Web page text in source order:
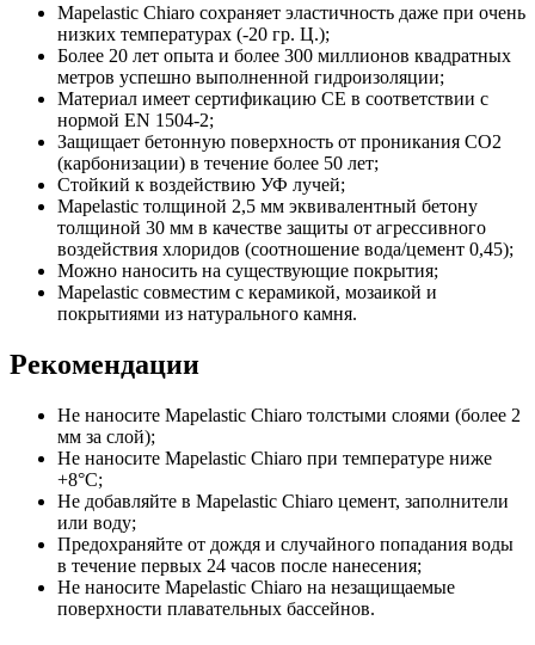
Mapelastic Chiaro сохраняет эластичность даже при очень
низких температурах (-20 гр. Ц.);
Более 20 лет опыта и более 300 миллионов квадратных
метров успешно выполненной гидроизоляции;
Материал имеет сертификацию СЕ в соответствии с
нормой EN 1504-2;
Защищает бетонную поверхность от проникания СО2
(карбонизации) в течение более 50 лет;
Стойкий к воздействию УФ лучей;
Mapelastiс толщиной 2,5 мм эквивалентный бетону
толщиной 30 мм в качестве защиты от агрессивного
воздействия хлоридов (соотношение вода/цемент 0,45);
Можно наносить на существующие покрытия;
Mapelastiс cовместим с керамикой, мозаикой и
покрытиями из натурального камня.
Рекомендации
Не наносите Mapelastic Chiaro толстыми слоями (более 2
мм за слой);
Не наносите Mapelastic Chiaro при температуре ниже
+8°С;
Не добавляйте в Mapelastic Chiaro цемент, заполнители
или воду;
Предохраняйте от дождя и случайного попадания воды
в течение первых 24 часов после нанесения;
Не наносите Mapelastic Chiaro на незащищаемые
поверхности плавательных бассейнов.